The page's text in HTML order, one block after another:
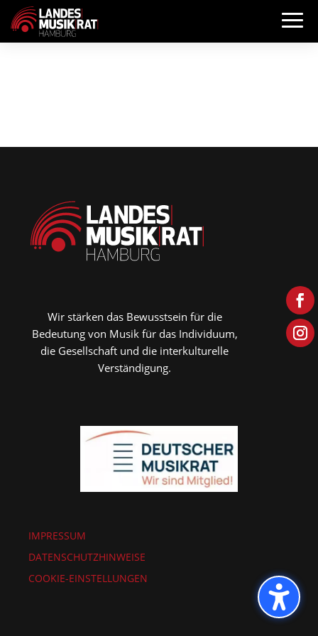
Wir stärken das Bewusstsein für die
Bedeutung von Musik für das Individuum,
die Gesellschaft und die interkulturelle
Verständigung.
IMPRESSUM
DATENSCHUTZHINWEISE
COOKIE-EINSTELLUNGEN